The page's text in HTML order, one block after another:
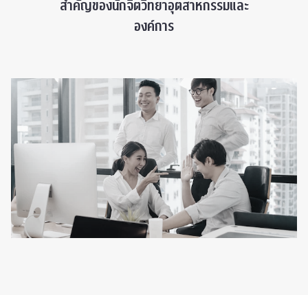
สำคัญของนักจิตวิทยาอุตสาหกรรมและ
องค์การ